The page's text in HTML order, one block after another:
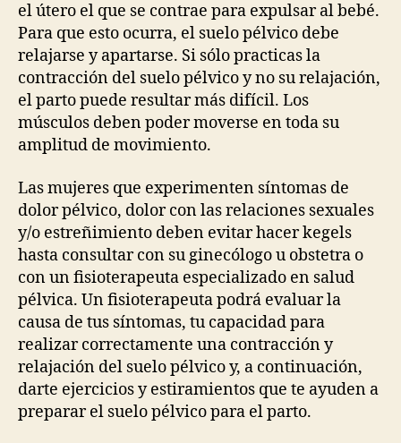
el útero el que se contrae para expulsar al bebé.
Para que esto ocurra, el suelo pélvico debe
relajarse y apartarse. Si sólo practicas la
contracción del suelo pélvico y no su relajación,
el parto puede resultar más difícil. Los
músculos deben poder moverse en toda su
amplitud de movimiento.
Las mujeres que experimenten síntomas de
dolor pélvico, dolor con las relaciones sexuales
y/o estreñimiento deben evitar hacer kegels
hasta consultar con su ginecólogo u obstetra o
con un fisioterapeuta especializado en salud
pélvica. Un fisioterapeuta podrá evaluar la
causa de tus síntomas, tu capacidad para
realizar correctamente una contracción y
relajación del suelo pélvico y, a continuación,
darte ejercicios y estiramientos que te ayuden a
preparar el suelo pélvico para el parto.